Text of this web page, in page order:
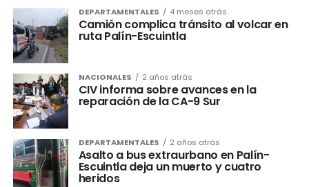
DEPARTAMENTALES 4 meses atrás
Camión complica tránsito al volcar en
ruta Palín-Escuintla
NACIONALES 2 años atrás
CIV informa sobre avances en la
reparación de la CA-9 Sur
DEPARTAMENTALES 2 años atrás
Asalto a bus extraurbano en Palín-
Escuintla deja un muerto y cuatro
heridos